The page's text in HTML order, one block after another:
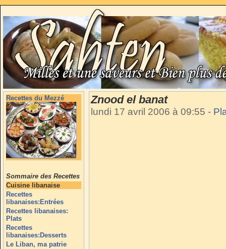
Recettes du Mezzé
Sommaire des Recettes
Cuisine libanaise
Recettes
libanaises:Entrées
Recettes libanaises:
Plats
Recettes
libanaises:Desserts
Le Liban, ma patrie
Znood el banat
lundi 17 avril 2006 à 09:55 -